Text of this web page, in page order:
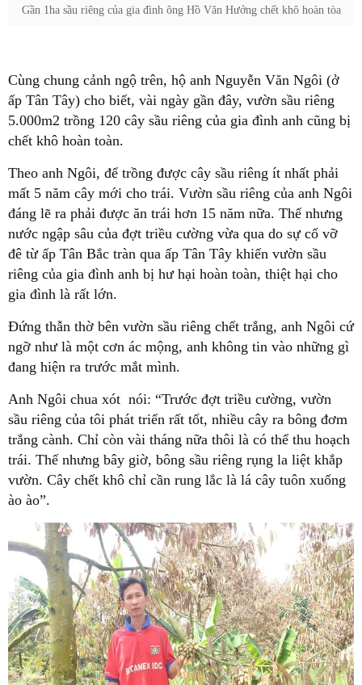
Gần 1ha sầu riêng của gia đình ông Hồ Văn Hưởng chết khô hoàn tòa
Cùng chung cảnh ngộ trên, hộ anh Nguyễn Văn Ngôi (ở
ấp Tân Tây) cho biết, vài ngày gần đây, vườn sầu riêng
5.000m2 trồng 120 cây sầu riêng của gia đình anh cũng bị
chết khô hoàn toàn.
Theo anh Ngôi, để trồng được cây sầu riêng ít nhất phải
mất 5 năm cây mới cho trái. Vườn sầu riêng của anh Ngôi
đáng lẽ ra phải được ăn trái hơn 15 năm nữa. Thế nhưng
nước ngập sâu của đợt triều cường vừa qua do sự cố vỡ
đê từ ấp Tân Bắc tràn qua ấp Tân Tây khiến vườn sầu
riêng của gia đình anh bị hư hại hoàn toàn, thiệt hại cho
gia đình là rất lớn.
Đứng thẫn thờ bên vườn sầu riêng chết trắng, anh Ngôi cứ
ngỡ như là một cơn ác mộng, anh không tin vào những gì
đang hiện ra trước mắt mình.
Anh Ngôi chua xót nói: “Trước đợt triều cường, vườn
sầu riêng của tôi phát triển rất tốt, nhiều cây ra bông đơm
trắng cành. Chỉ còn vài tháng nữa thôi là có thể thu hoạch
trái. Thế nhưng bây giờ, bông sầu riêng rụng la liệt khắp
vườn. Cây chết khô chỉ cần rung lắc là lá cây tuôn xuống
ào ào”.